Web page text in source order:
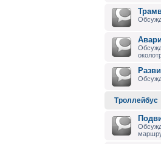
Троллейбус